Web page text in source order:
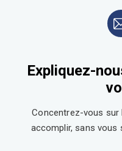
Expliquez-
Concentrez-vous
accomplir, sans vous